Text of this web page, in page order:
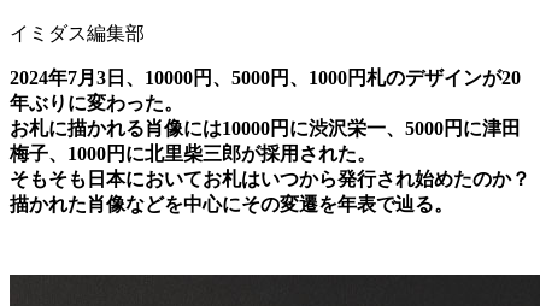
イミダス編集部
2024年7月 3 日、 10000円、 5000円、 1000円札のデザインが20
年ぶりに変わった。
お札に描かれる肖像には10000円に渋沢栄一、 5000円に津田
梅子、 1000円に北里柴三郎が採用された。
そもそも日本においてお札はいつから発行され始めたのか？
描かれた肖像などを中心にその変遷を年表で辿る。